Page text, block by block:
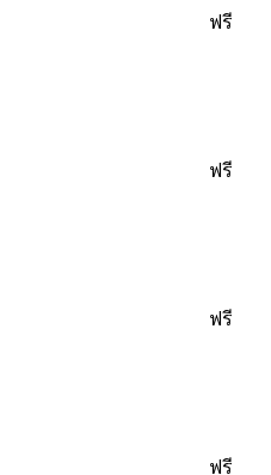
ฟรี
ฟรี
ฟรี
ฟรี